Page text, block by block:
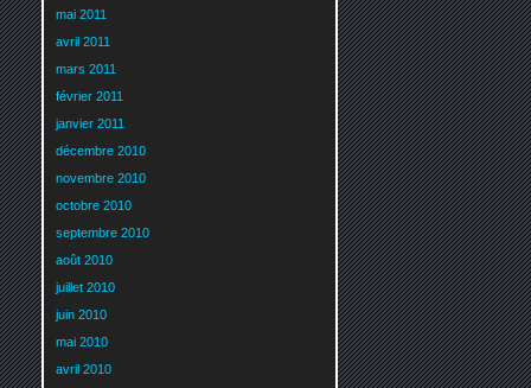
mai 2011
avril 2011
mars 2011
février 2011
janvier 2011
décembre 2010
novembre 2010
octobre 2010
septembre 2010
août 2010
juillet 2010
juin 2010
mai 2010
avril 2010